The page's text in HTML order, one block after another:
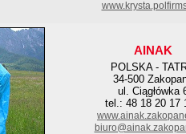
AINAK
POLSKA -
34-500
ul. Ciągłówka
tel.: 48 18 20 17